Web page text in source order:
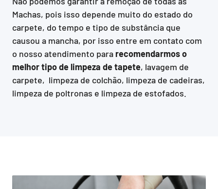
Machas, pois isso depende muito do estado do
carpete, do tempo e tipo de substância que
causou a mancha, por isso entre em contato com
o nosso atendimento para recomendarmos o
melhor tipo de limpeza de tapete, lavagem de
carpete, limpeza de colchão, limpeza de cadeiras,
limpeza de poltronas e limpeza de estofados.